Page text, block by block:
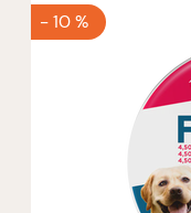
-10 %